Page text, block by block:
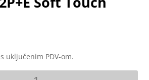
uključenim PDV-om.